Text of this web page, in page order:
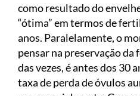
como resultado do
“ótima” em termos de
anos. Paralelamente, o
pensar na preservação
das vezes, é antes dos 30
taxa de perda de óvulos